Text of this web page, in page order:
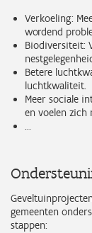
Verkoeling:
wordend
Biodiversiteit:
Betere
luchtkwaliteit.
Meer sociale
en voelen zich
...
gemeenten
stappen: